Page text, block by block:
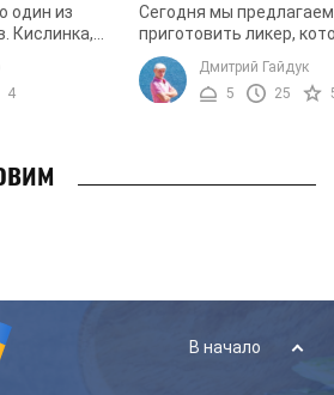
один из
Кислинка,
этот
его
4
Сегодня мы
приготовить ликер,
иметь
аромат,
цвет, а также
Дмитрий Гайдук
5
25
В начало